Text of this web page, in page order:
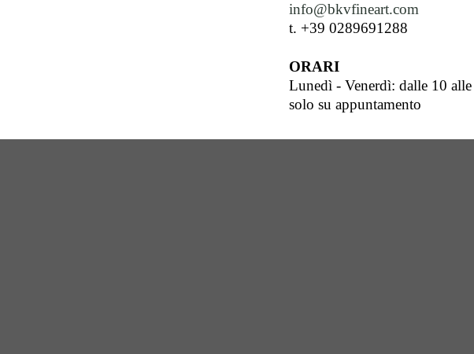
info@bkvfineart.com
t. +39 0289691288
ORARI
Lunedì - Venerdì: dalle 10
solo su appuntamento